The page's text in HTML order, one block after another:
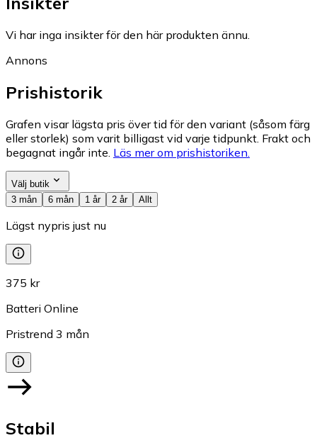
Vi har inga insikter för den här produkten ännu.
Annons
Prishistorik
Grafen visar lägsta pris över tid för den variant (såsom färg
eller storlek) som varit billigast vid varje tidpunkt. Frakt och
begagnat ingår inte. Läs mer om prishistoriken.
Välj butik
3 mån
6 mån 1 år 2 år Allt
Lägst nypris just nu
375 kr
Batteri Online
Pristrend 3 mån
Stabil